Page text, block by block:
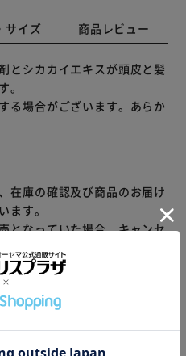
サイズ 商品レビュー
とシカカイエキスが頭皮と髪
。
る場合がございます。あらか
在庫の確認及び商品のお届け
ます。
となっていた場合、キャンセ
いたしております。
願いいたします。
トしたオススメ商品です。